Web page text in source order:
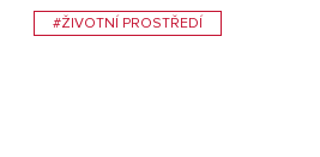
#ŽIVOTNÍ PROSTŘEDÍ